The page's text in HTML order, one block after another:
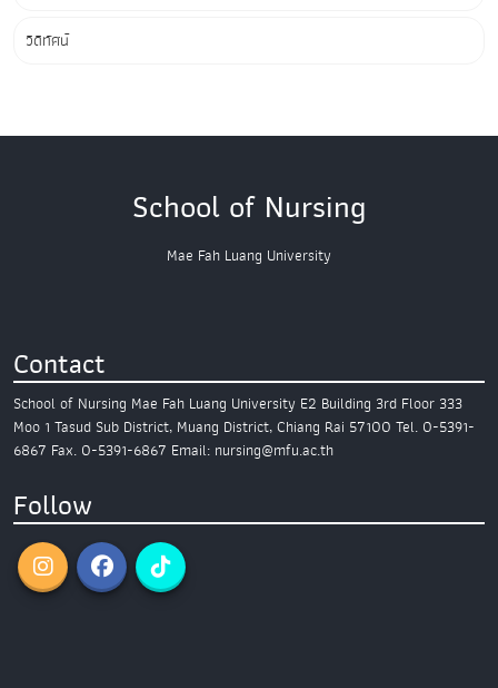
วิดีทัศน์
School of Nursing
Mae Fah Luang University
Contact
School of Nursing Mae Fah Luang University E2 Building 3rd Floor 333
Moo 1 Tasud Sub District, Muang District, Chiang Rai 57100 Tel. 0-5391-
6867 Fax. 0-5391-6867 Email: nursing@mfu.ac.th
Follow